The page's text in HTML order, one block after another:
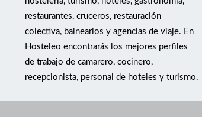
restaurantes, cruceros, restauración
colectiva, balnearios y agencias de viaje. En
Hosteleo encontrarás los mejores perfiles
de trabajo de camarero, cocinero,
recepcionista, personal de hoteles y turismo.